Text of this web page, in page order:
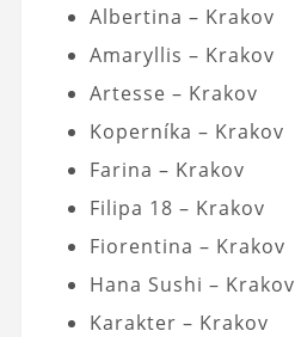
Albertina – Krakov
Amaryllis – Krakov
Artesse – Krakov
Koperníka – Krakov
Farina – Krakov
Filipa 18 – Krakov
Fiorentina – Krakov
Hana Sushi – Krakov
Karakter – Krakov